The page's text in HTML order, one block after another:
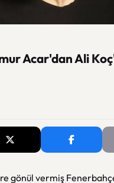
Acar'dan Ali
gönül vermiş